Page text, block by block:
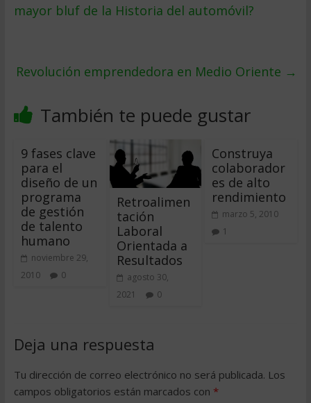
mayor bluf de la Historia del automóvil?
Revolución emprendedora en Medio Oriente →
También te puede gustar
9 fases clave
para el
diseño de un
programa
de gestión
de talento
humano
noviembre 29,
2010
0
Retroalimen
tación
Laboral
Orientada a
Resultados
agosto 30,
2021
0
Construya
colaborador
es de alto
rendimiento
marzo 5, 2010
1
Deja una respuesta
Tu dirección de correo electrónico no será publicada. Los
campos obligatorios están marcados con *